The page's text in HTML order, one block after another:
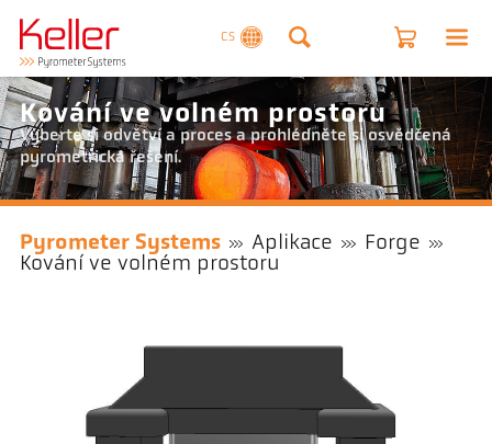
CS
Kování ve volném prostoru
Vyberte si odvětví a proces a prohlédněte si osvědčená
pyrometrická řešení.
Pyrometer Systems Aplikace
Forge
Kování ve volném prostoru